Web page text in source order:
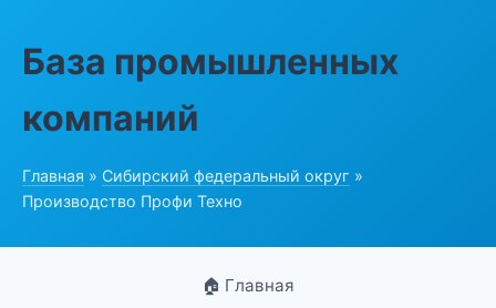
База промышленных
компаний
Главная » Сибирский федеральный округ »
Производство Профи Техно
🏠 Главная